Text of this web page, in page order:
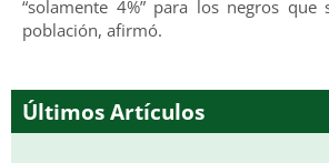
“solamente 4%” para los negros
población, afirmó.
Últimos Artículos